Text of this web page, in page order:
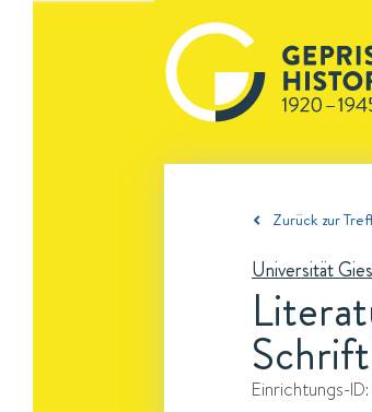
Zurück zur
Universität
Einrichtungs-ID: